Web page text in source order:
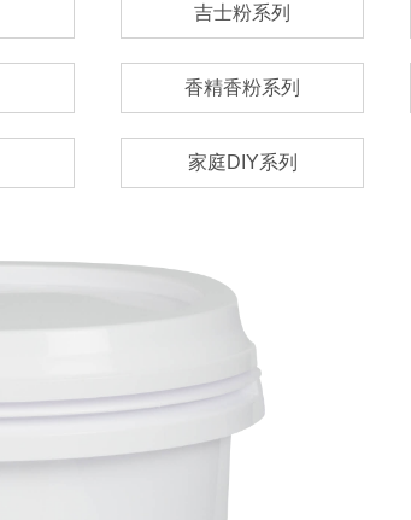
吉士粉系列
香精香粉系列
家庭DIY系列